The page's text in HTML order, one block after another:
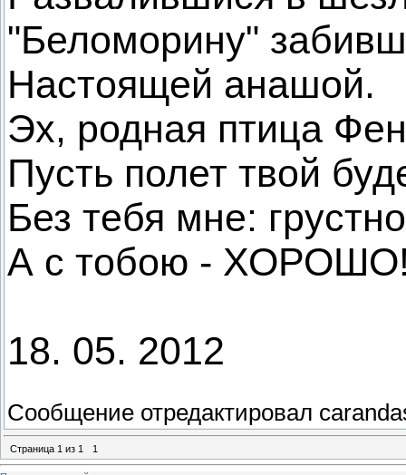
"Беломорину"
Настоящей анашой.
Эх, родная птица
Пусть полет твой
Без тебя мне:
А с тобою -
18. 05. 2012
Сообщение отредактировал
Страница 1 из 1 1